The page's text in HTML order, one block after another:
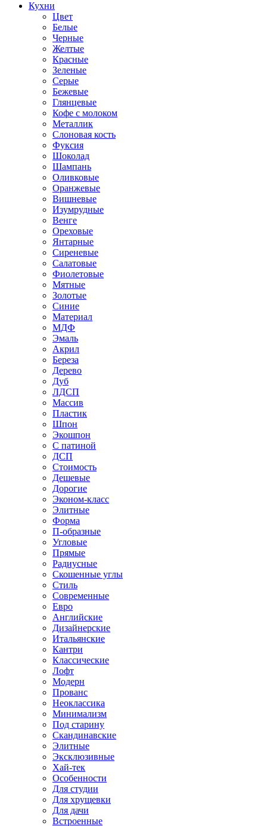
Кухни
Цвет
Белые
Черные
Желтые
Красные
Зеленые
Серые
Бежевые
Глянцевые
Кофе с молоком
Металлик
Слоновая кость
Фуксия
Шоколад
Шампань
Оливковые
Оранжевые
Вишневые
Изумрудные
Венге
Ореховые
Янтарные
Сиреневые
Салатовые
Фиолетовые
Мятные
Золотые
Синие
Материал
МДФ
Эмаль
Акрил
Береза
Дерево
Дуб
ЛДСП
Массив
Пластик
Шпон
Экошпон
С патиной
ДСП
Стоимость
Дешевые
Дорогие
Эконом-класс
Элитные
Форма
П-образные
Угловые
Прямые
Радиусные
Скошенные углы
Стиль
Современные
Евро
Английские
Дизайнерские
Итальянские
Кантри
Классические
Лофт
Модерн
Прованс
Неоклассика
Минимализм
Под старину
Скандинавские
Элитные
Эксклюзивные
Хай-тек
Особенности
Для студии
Для хрущевки
Для дачи
Встроенные